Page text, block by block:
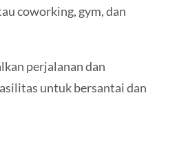
coworking, gym, dan
perjalanan dan
untuk bersantai dan